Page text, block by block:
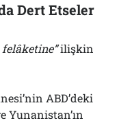
Dert Etseler
ilişkin
ABD’deki